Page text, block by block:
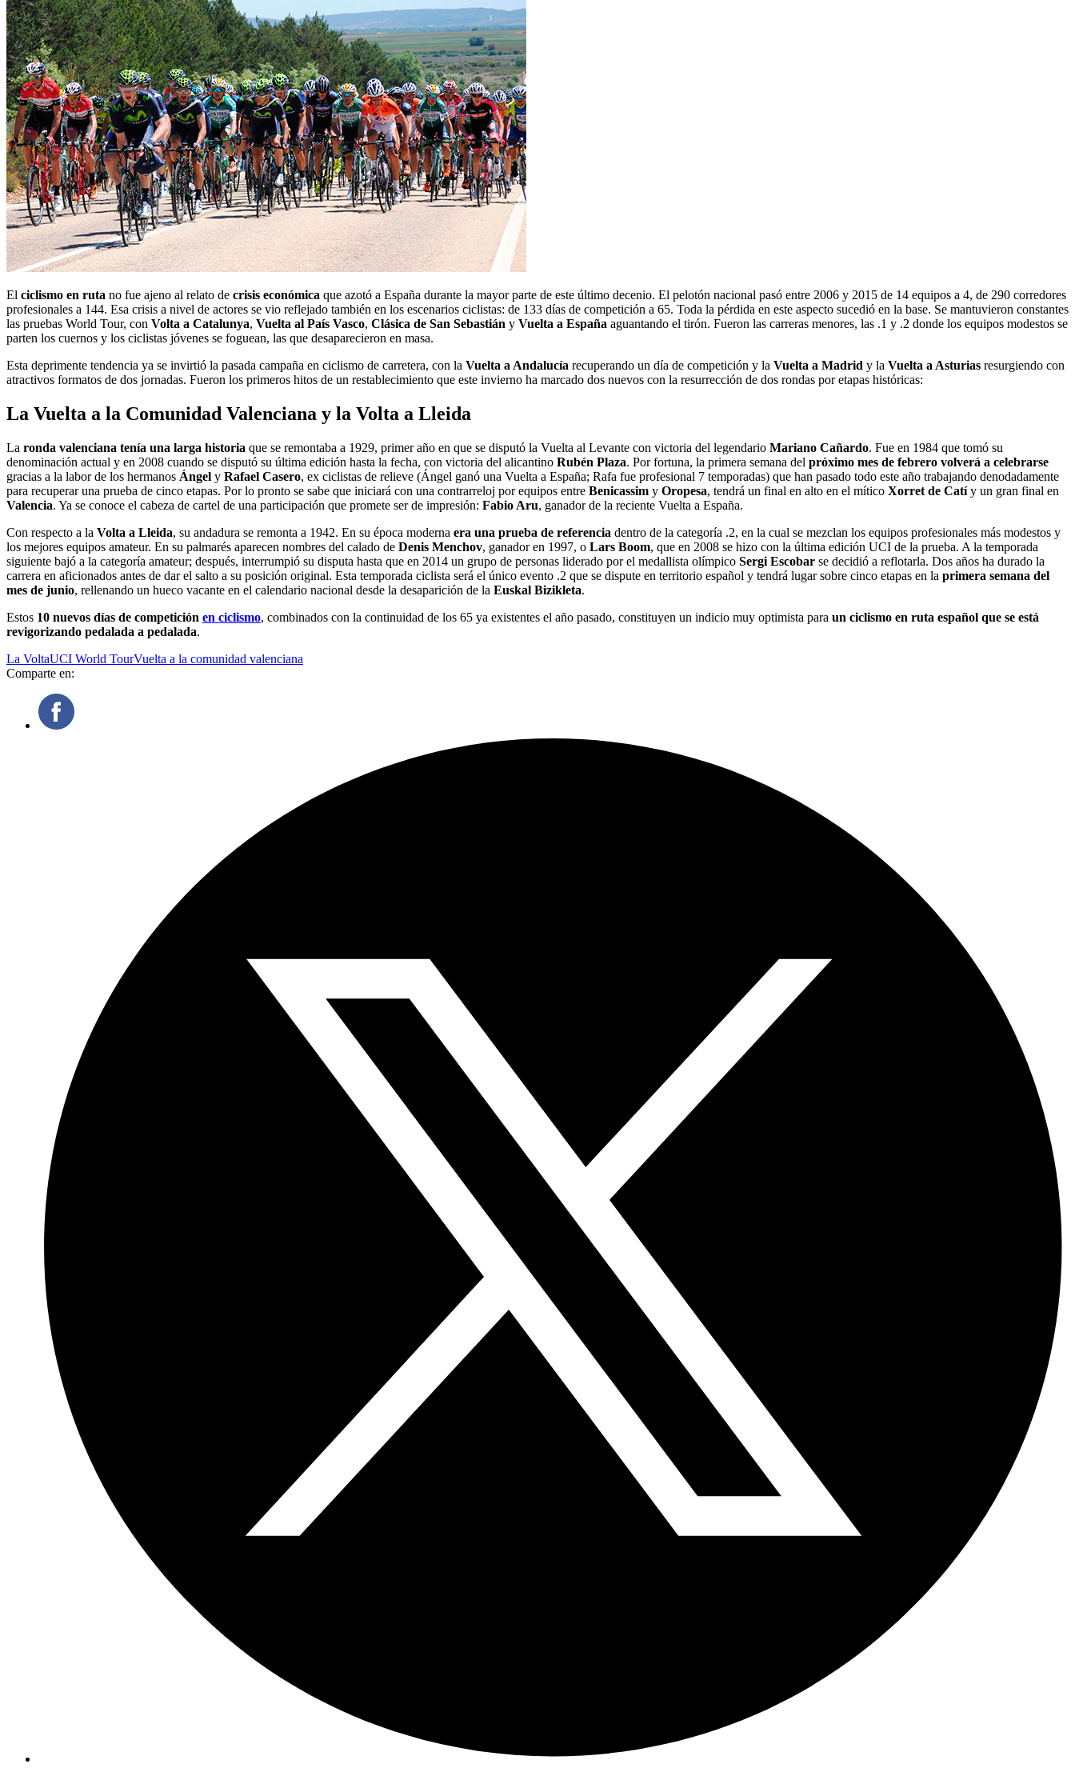
El ciclismo en ruta no fue ajeno al relato de crisis económica que azotó a España durante la mayor parte de este último decenio. El pelotón nacional pasó entre 2006 y 2015 de 14 equipos a 4, de 290 corredores
profesionales a 144. Esa crisis a nivel de actores se vio reflejado también en los escenarios ciclistas: de 133 días de competición a 65. Toda la pérdida en este aspecto sucedió en la base. Se mantuvieron constantes
las pruebas World Tour, con Volta a Catalunya, Vuelta al País Vasco, Clásica de San Sebastián y Vuelta a España aguantando el tirón. Fueron las carreras menores, las .1 y .2 donde los equipos modestos se
parten los cuernos y los ciclistas jóvenes se foguean, las que desaparecieron en masa.
Esta deprimente tendencia ya se invirtió la pasada campaña en ciclismo de carretera, con la Vuelta a Andalucía recuperando un día de competición y la Vuelta a Madrid y la Vuelta a Asturias resurgiendo con
atractivos formatos de dos jornadas. Fueron los primeros hitos de un restablecimiento que este invierno ha marcado dos nuevos con la resurrección de dos rondas por etapas históricas:
La Vuelta a la Comunidad Valenciana y la Volta a Lleida
La ronda valenciana tenía una larga historia que se remontaba a 1929, primer año en que se disputó la Vuelta al Levante con victoria del legendario Mariano Cañardo. Fue en 1984 que tomó su
denominación actual y en 2008 cuando se disputó su última edición hasta la fecha, con victoria del alicantino Rubén Plaza. Por fortuna, la primera semana del próximo mes de febrero volverá a celebrarse
gracias a la labor de los hermanos Ángel y Rafael Casero, ex ciclistas de relieve (Ángel ganó una Vuelta a España; Rafa fue profesional 7 temporadas) que han pasado todo este año trabajando denodadamente
para recuperar una prueba de cinco etapas. Por lo pronto se sabe que iniciará con una contrarreloj por equipos entre Benicassim y Oropesa, tendrá un final en alto en el mítico Xorret de Catíy un gran final en
Valencia. Ya se conoce el cabeza de cartel de una participación que promete ser de impresión: Fabio Aru, ganador de la reciente Vuelta a España.
Con respecto a la Volta a Lleida, su andadura se remonta a 1942. En su época moderna era una prueba de referencia dentro de la categoría .2, en la cual se mezclan los equipos profesionales más modestos y
los mejores equipos amateur. En su palmarés aparecen nombres del calado de Denis Menchov, ganador en 1997, o Lars Boom, que en 2008 se hizo con la última edición UCI de la prueba. A la temporada
siguiente bajó a la categoría amateur; después, interrumpió su disputa hasta que en 2014 un grupo de personas liderado por el medallista olímpico Sergi Escobar se decidió a reflotarla. Dos años ha durado la
carrera en aficionados antes de dar el salto a su posición original. Esta temporada ciclista será el único evento .2 que se dispute en territorio español y tendrá lugar sobre cinco etapas en la primera semana del
mes de junio, rellenando un hueco vacante en el calendario nacional desde la desaparición de la Euskal Bizikleta.
Estos 10 nuevos días de competición en ciclismo, combinados con la continuidad de los 65 ya existentes el año pasado, constituyen un indicio muy optimista para un ciclismo en ruta español que se está
revigorizando pedalada a pedalada.
La VoltaUCI World TourVuelta a la comunidad valenciana
Comparte en: